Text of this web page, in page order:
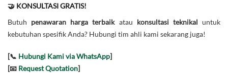
🤝 KONSULTASI GRATIS!
Butuh penawaran harga terbaikatau konsultasi teknikal untuk
kebutuhan spesifik Anda? Hubungi tim ahli kami sekarang juga!
[📞 Hubungi Kami via WhatsApp]
[📧 Request Quotation]